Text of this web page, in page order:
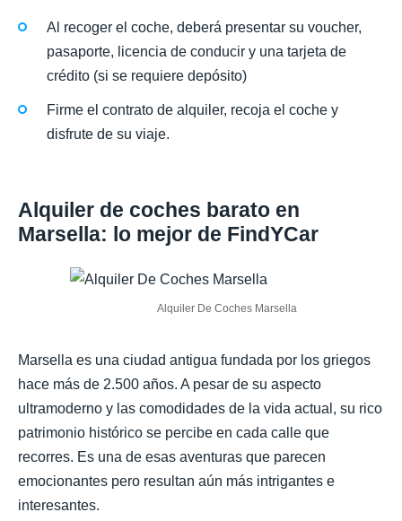
Al recoger el coche, deberá presentar su voucher,
pasaporte, licencia de conducir y una tarjeta de
crédito (si se requiere depósito)
Firme el contrato de alquiler, recoja el coche y
disfrute de su viaje.
Alquiler de coches barato en
Marsella: lo mejor de FindYCar
Alquiler De Coches Marsella
Marsella es una ciudad antigua fundada por los griegos
hace más de 2.500 años. A pesar de su aspecto
ultramoderno y las comodidades de la vida actual, su rico
patrimonio histórico se percibe en cada calle que
recorres. Es una de esas aventuras que parecen
emocionantes pero resultan aún más intrigantes e
interesantes.